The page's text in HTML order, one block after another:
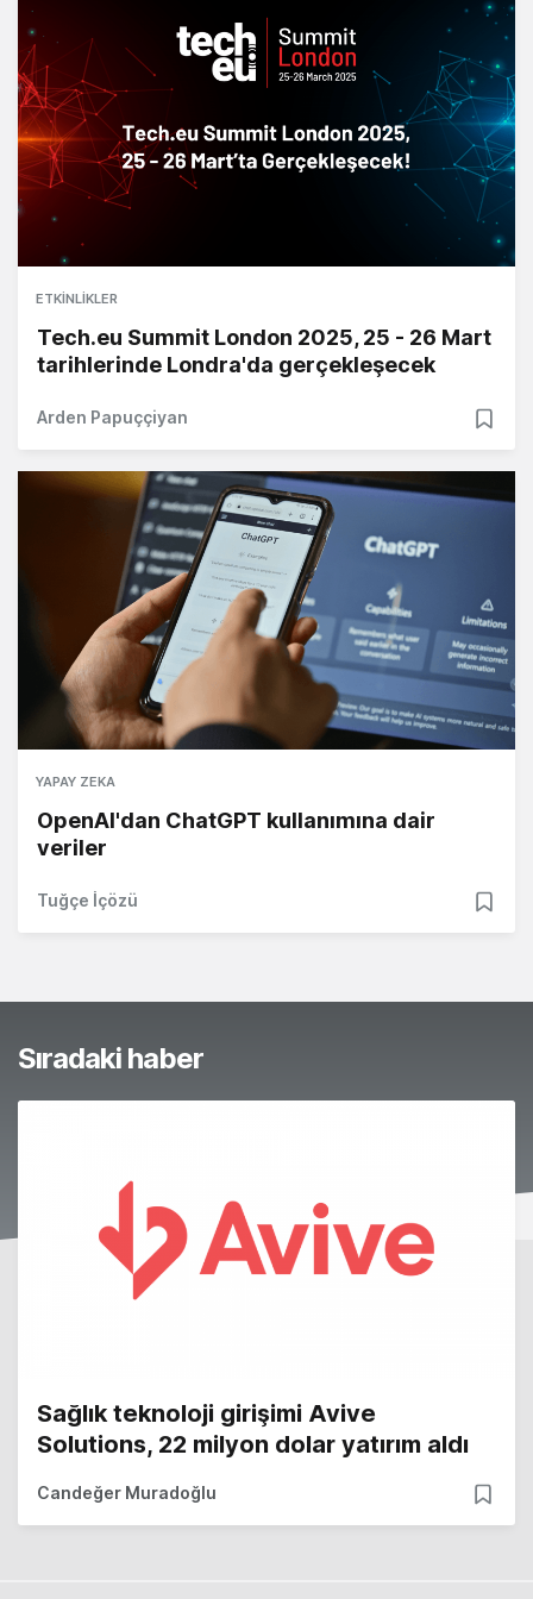
ETKINLIKLER
Tech.eu Summit London 2025, 25 - 26 Mart
tarihlerinde Londra'da gerçekleşecek
Arden Papuççiyan
YAPAY ZEKA
OpenAI'dan ChatGPT kullanımına dair
veriler
Tuğçe İçözü
Sıradaki haber
Sağlık teknoloji girişimi Avive
Solutions, 22 milyon dolar yatırım aldı
Candeğer Muradoğlu